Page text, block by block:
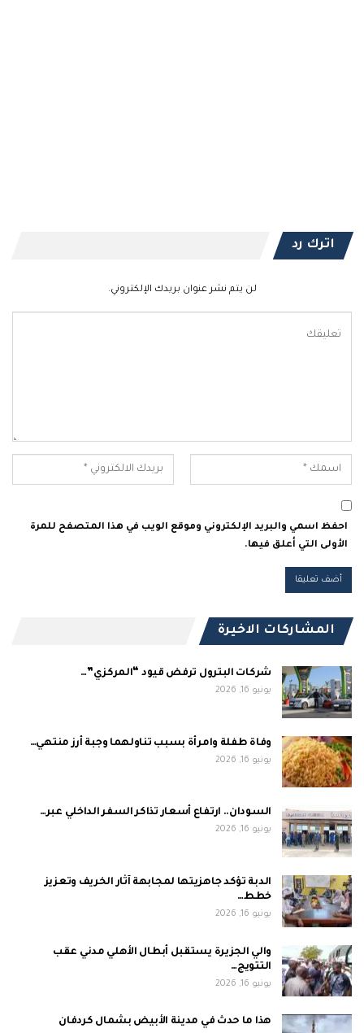
اترك رد
لن يتم نشر عنوان بريدك الإلكتروني.
احفظ اسمي والبريد الإلكتروني وموقع الويب في هذا المتصفح للمرة
الأولى التي أعلق فيها.
المشاركات الاخيرة
شركات البترول ترفض قيود “المركزي”…
يونيو 16, 2026
وفاة طفلة وامرأة بسبب تناولهما وجبة أرز منتهي…
يونيو 16, 2026
السودان.. ارتفاع أسعار تذاكر السفر الداخلي عبر…
يونيو 16, 2026
الدبة تؤكد جاهزيتها لمجابهة آثار الخريف وتعزيز
خطط…
يونيو 16, 2026
والي الجزيرة يستقبل أبطال الأهلي مدني عقب
التتويج…
يونيو 16, 2026
هذا ما حدث في مدينة الأبيض بشمال كردفان